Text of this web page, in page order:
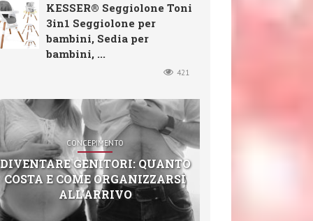
KESSER® Seggiolone Toni
3in1 Seggiolone per
bambini, Sedia per
bambini, ...
421
CONCEPIMENTO
DIVENTARE GENITORI: QUANTO
COSTA E COME ORGANIZZARSI
ALL’ARRIVO